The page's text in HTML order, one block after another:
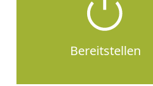
Bereitstellen